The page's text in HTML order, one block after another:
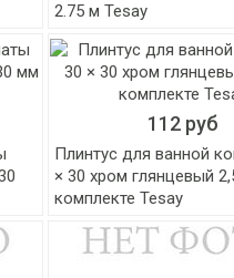
2.75 м Tesay
112 руб
Плинтус для ванной
× 30 хром глянцевый
комплекте Tesay